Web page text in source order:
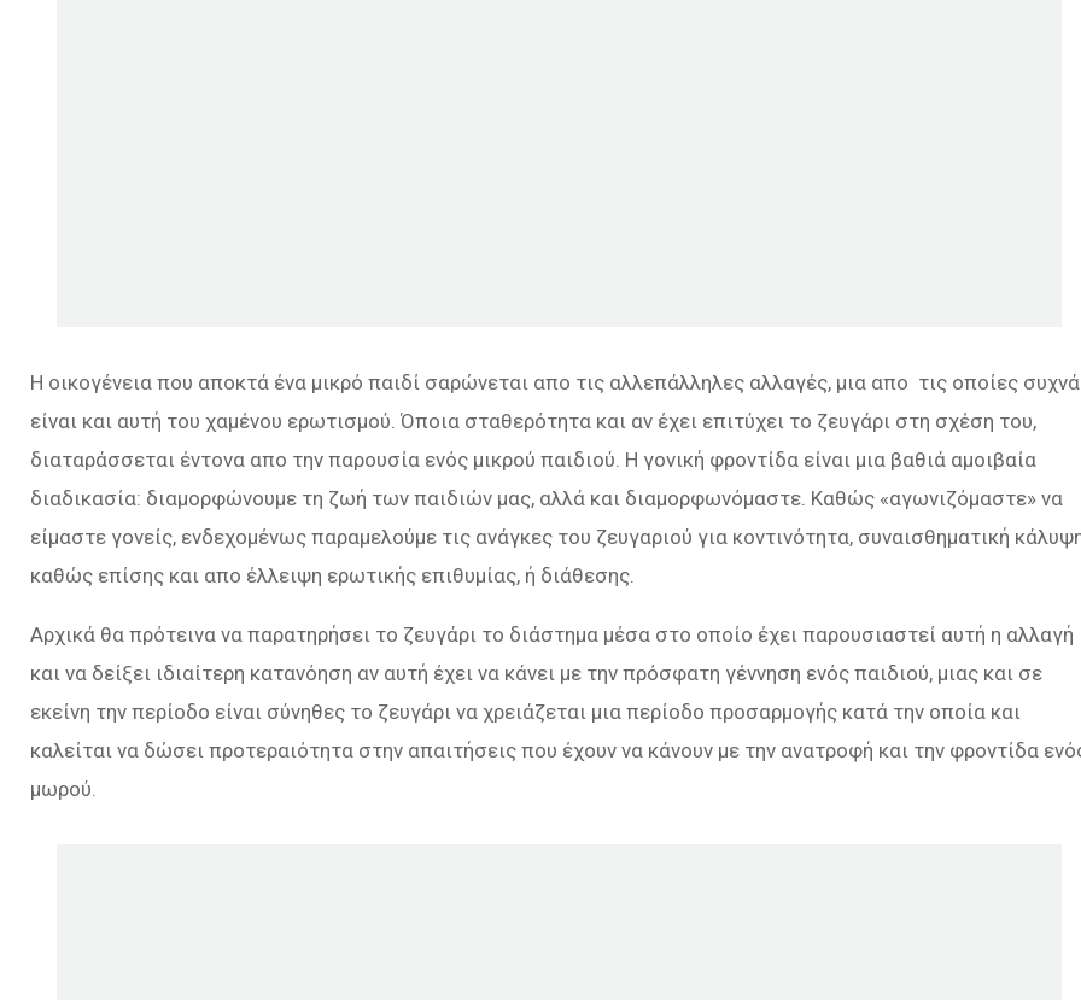
H οικογένεια που αποκτά ένα μικρό παιδί σαρώνεται απο τις αλλεπάλληλες αλλαγές, μια απο τις οποίες συχνά
είναι και αυτή του χαμένου ερωτισμού. Όποια σταθερότητα και αν έχει επιτύχει το ζευγάρι στη σχέση του,
διαταράσσεται έντονα απο την παρουσία ενός μικρού παιδιού. Η γονική φροντίδα είναι μια βαθιά αμοιβαία
διαδικασία: διαμορφώνουμε τη ζωή των παιδιών μας, αλλά και διαμορφωνόμαστε. Καθώς «αγωνιζόμαστε» να
είμαστε γονείς, ενδεχομένως παραμελούμε τις ανάγκες του ζευγαριού για κοντινότητα, συναισθηματική
καθώς επίσης και απο έλλειψη ερωτικής επιθυμίας, ή διάθεσης.
Αρχικά θα πρότεινα να παρατηρήσει το ζευγάρι το διάστημα μέσα στο οποίο έχει παρουσιαστεί αυτή η αλλαγή
και να δείξει ιδιαίτερη κατανόηση αν αυτή έχει να κάνει με την πρόσφατη γέννηση ενός παιδιού, μιας και σε
εκείνη την περίοδο είναι σύνηθες το ζευγάρι να χρειάζεται μια περίοδο προσαρμογής κατά την οποία και
καλείται να δώσει προτεραιότητα στην απαιτήσεις που έχουν να κάνουν με την ανατροφή και την φροντίδα
μωρού.